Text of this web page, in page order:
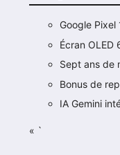
Google
Écran
Sept ans de
Bonus de
IA Gemini
« `